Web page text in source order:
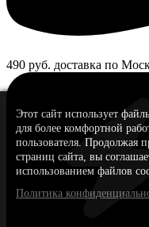
490 руб. доставка по
Этот сайт использует
для более комфортной
пользователя. Продолжая
страниц сайта, вы
использованием файлов
Политика